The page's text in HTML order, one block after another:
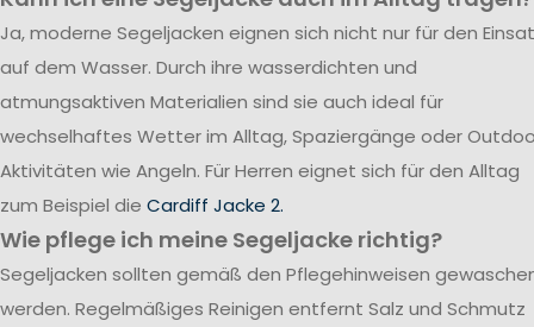
Ja, moderne Segeljacken eignen sich nicht nur für den
auf dem Wasser. Durch ihre wasserdichten und
atmungsaktiven Materialien sind sie auch ideal für
wechselhaftes Wetter im Alltag, Spaziergänge oder
Aktivitäten wie Angeln. Für Herren eignet sich für den Alltag
zum Beispiel die Cardiff Jacke 2.
Wie pflege ich meine Segeljacke richtig?
Segeljacken sollten gemäß den Pflegehinweisen
werden. Regelmäßiges Reinigen entfernt Salz und Schmutz